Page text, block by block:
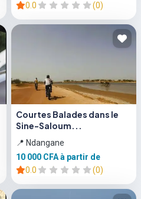
0.0
(0)
Courtes Balades dans le
Sine-Saloum...
📍 Ndangane
10 000 CFAà partir de
0.0
(0)